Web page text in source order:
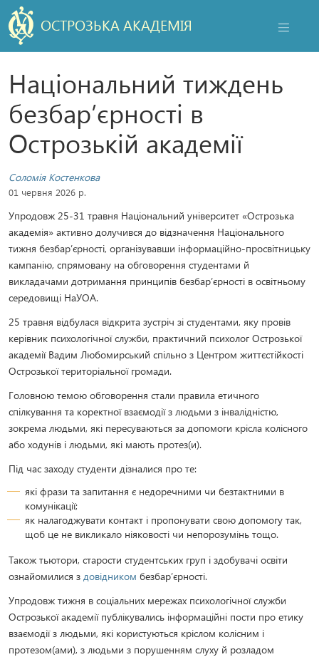
ОСТРОЗЬКА АКАДЕМІЯ
Національний тиждень
безбар’єрності в
Острозькій академії
Соломія Костенкова
01 червня 2026 р.
Упродовж 25-31 травня Національний університет «Острозька
академія» активно долучився до відзначення Національного
тижня безбар’єрності, організувавши інформаційно-просвітницьку
кампанію, спрямовану на обговорення студентами й
викладачами дотримання принципів безбар’єрності в освітньому
середовищі НаУОА.
25 травня відбулася відкрита зустріч зі студентами, яку провів
керівник психологічної служби, практичний психолог Острозької
академії Вадим Любомирський спільно з Центром життєстійкості
Острозької територіальної громади.
Головною темою обговорення стали правила етичного
спілкування та коректної взаємодії з людьми з інвалідністю,
зокрема людьми, які пересуваються за допомоги крісла колісного
або ходунів і людьми, які мають протез(и).
Під час заходу студенти дізналися про те:
які фрази та запитання є недоречними чи безтактними в
комунікації;
як налагоджувати контакт і пропонувати свою допомогу так,
щоб це не викликало ніяковості чи непорозумінь тощо.
Також тьютори, старости студентських груп і здобувачі освіти
ознайомилися з довідником безбар’єрності.
Упродовж тижня в соціальних мережах психологічної служби
Острозької академії публікувались інформаційні пости про етику
взаємодії з людьми, які користуються кріслом колісним і
протезом(ами), з людьми з порушенням слуху й розладом